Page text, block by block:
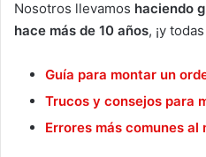
Nosotros llevamos haciendo
hace más de 10 años, ¡y
Guía para montar un
Trucos y consejos para
Errores más comunes al